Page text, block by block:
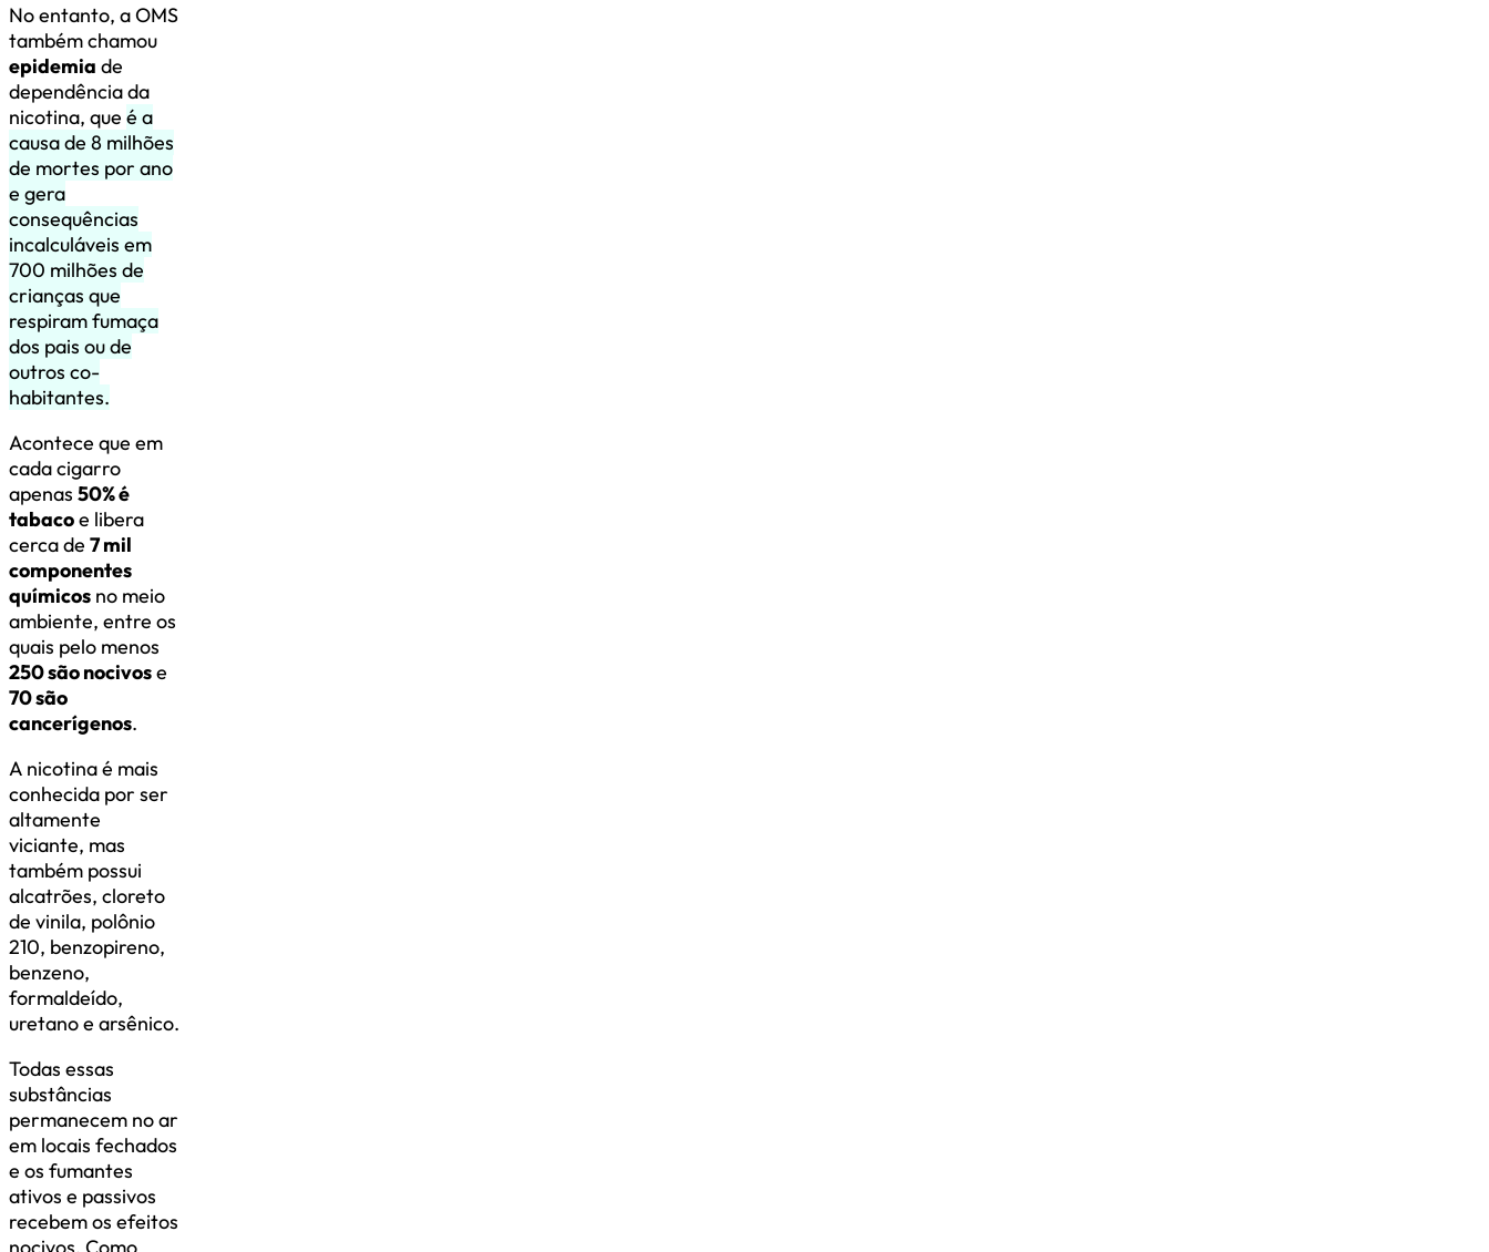
No entanto, a OMS
também chamou
epidemia de
dependência da
nicotina, que é a
causa de 8 milhões
de mortes por ano
e gera
consequências
incalculáveis ​​em
700 milhões de
crianças que
respiram fumaça
dos pais ou de
outros co-
habitantes.
Acontece que em
cada cigarro
apenas 50% é
tabacoe libera
cerca de 7 mil
componentes
químicos no meio
ambiente, entre os
quais pelo menos
250 são nocivose
70 são
cancerígenos.
A nicotina é mais
conhecida por ser
altamente
viciante, mas
também possui
alcatrões, cloreto
de vinila, polônio
210, benzopireno,
benzeno,
formaldeído,
uretano e arsênico.
Todas essas
substâncias
permanecem no ar
em locais fechados
e os fumantes
ativos e passivos
recebem os efeitos
nocivos. Como